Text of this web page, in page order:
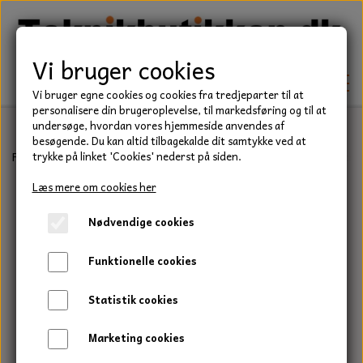
TEKNIK
KILEREMME
LEJER
PAKDÅSER
LÅSERINGE
BEFÆSTELSE
HAVE/PARK
UNIVERSALE REMME TIL PLÆNEKLIPPER OG
HAVETRAKTOR
TRAKTOR/ENTREPRENØR
Forside Befæstelse Bolte Stålsætbolt, Rustfri, A2
Vi bruger cookies
Vi bruger egne cookies og cookies fra tredjeparter til at
personalisere din brugeroplevelse, til markedsføring og til at
undersøge, hvordan vores hjemmeside anvendes af
besøgende. Du kan altid tilbagekalde dit samtykke ved at
trykke på linket 'Cookies' nederst på siden.
Læs mere om cookies her
Nødvendige cookies
Funktionelle cookies
Statistik cookies
Marketing cookies